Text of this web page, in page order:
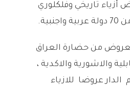
اكثر من 700 عرض أزياء تاريخي وفلكلوري
من حضارة العراق
والاشورية والاكدية ،
الدار عروضا للازياء